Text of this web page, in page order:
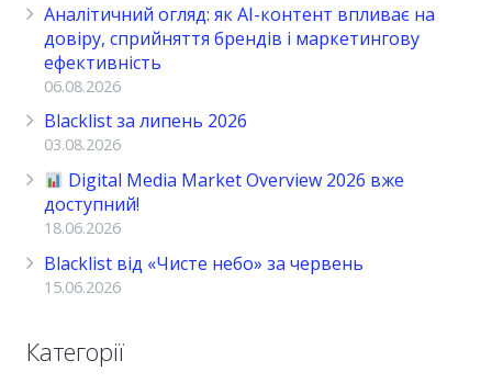
Аналітичний огляд: як AI-контент впливає на
довіру, сприйняття брендів і маркетингову
ефективність
06.08.2026
Blacklist за липень 2026
03.08.2026
Digital Media Market Overview 2026 вже
доступний!
18.06.2026
Blacklist від «Чисте небо» за червень
15.06.2026
Категорії